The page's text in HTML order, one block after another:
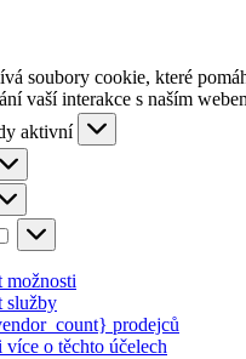
soubory cookie, které
vaší interakce s naším
aktivní
Marketingové
možnosti
služby
prodejců
více o těchto účelech